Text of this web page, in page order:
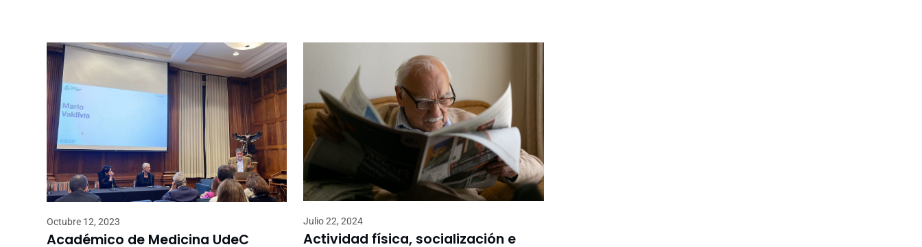
Octubre 12, 2023
Académico de Medicina UdeC
Julio 22, 2024
Actividad física, socialización e